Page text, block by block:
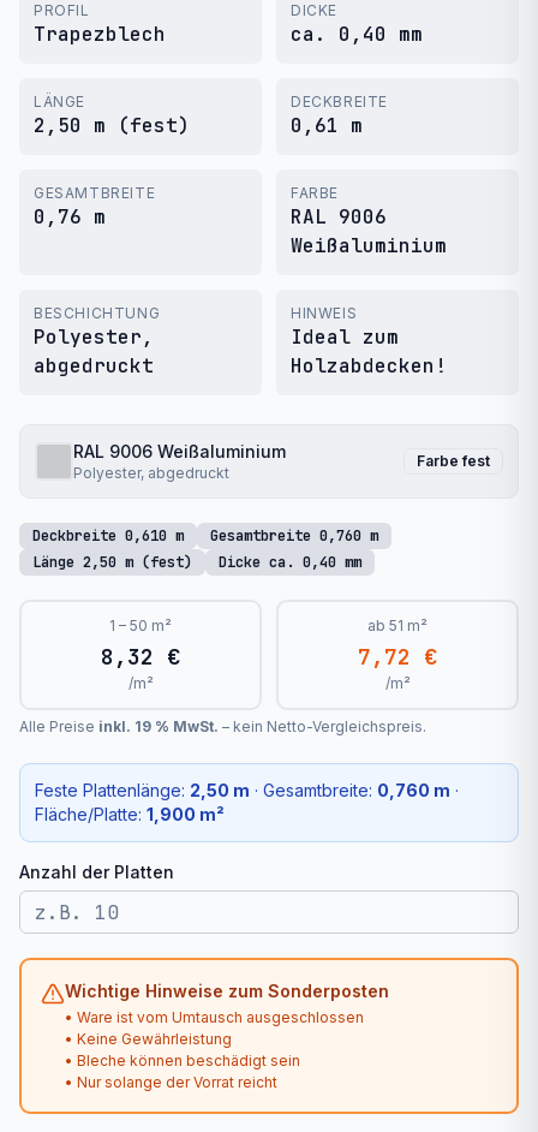
PROFIL
Trapezblech
DICKE
ca. 0,40 mm
LÄNGE
2,50 m (fest)
DECKBREITE
0,61 m
GESAMTBREITE
0,76 m
FARBE
RAL 9006
Weißaluminium
BESCHICHTUNG
Polyester,
abgedruckt
HINWEIS
Ideal zum
Holzabdecken!
RAL 9006 Weißaluminium
Polyester, abgedruckt
Farbe fest
Deckbreite 0,610 m Gesamtbreite 0,760 m
Länge 2,50 m (fest) Dicke ca. 0,40 mm
1 – 50 m²
8,32 €
/m²
ab 51 m²
7,72 €
/m²
Alle Preise inkl. 19 % MwSt. – kein Netto-Vergleichspreis.
Feste Plattenlänge: 2,50 m · Gesamtbreite: 0,760 m ·
Fläche/Platte: 1,900 m²
Anzahl der Platten
Wichtige Hinweise zum Sonderposten
• Ware ist vom Umtausch ausgeschlossen
• Keine Gewährleistung
• Bleche können beschädigt sein
• Nur solange der Vorrat reicht